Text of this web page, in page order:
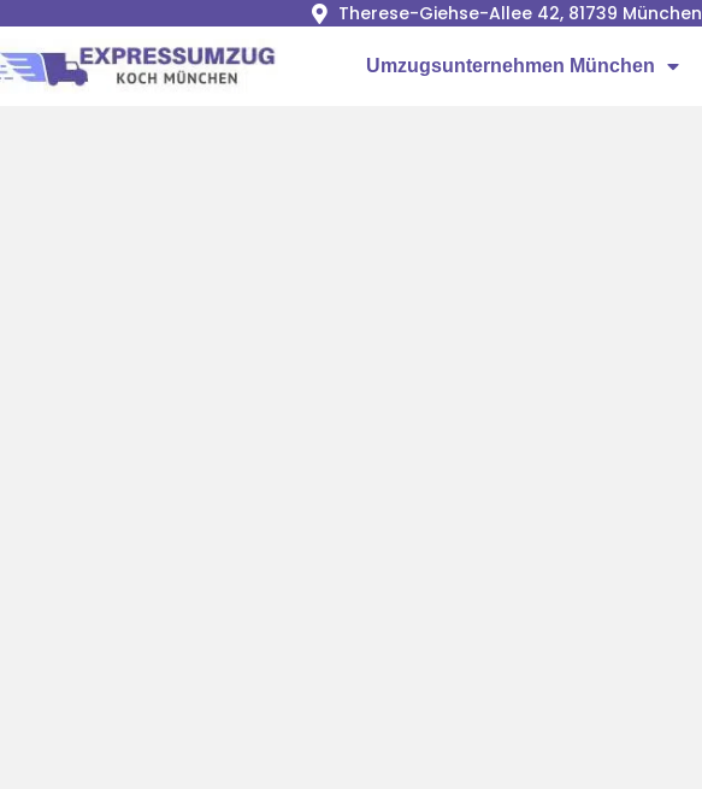
Therese-Giehse-Allee 42, 81739 München
Umzugsunternehmen München